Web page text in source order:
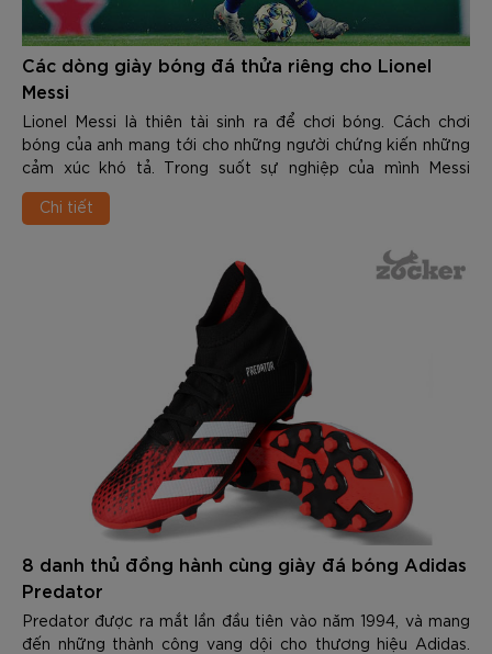
Các dòng giày bóng đá thửa riêng cho Lionel
Messi
Lionel Messi là thiên tài sinh ra để chơi bóng. Cách chơi
bóng của anh mang tới cho những người chứng kiến những
cảm xúc khó tả. Trong suốt sự nghiệp của mình Messi
thường sử dụng các dòng giày đá bón...
Chi tiết
8 danh thủ đồng hành cùng giày đá bóng Adidas
Predator
Predator được ra mắt lần đầu tiên vào năm 1994, và mang
đến những thành công vang dội cho thương hiệu Adidas.